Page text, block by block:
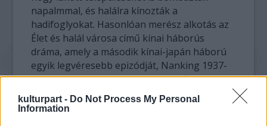
kulturpart - Do Not Process My Personal
Information
napalmmal, és halálra kínozták a
hadifoglyokat. Hasonlóan merész alkotás az
Élet és halál városa című kínai háborús
dráma, amely a második kínai-japán háború
egyik legvéresebb epizódját, Nanking 1937-
es elfoglalását dolgozza fel. Az első
világháborúról szintén franciák készítettek
dokumentumfilmet 14-18 – A világégés